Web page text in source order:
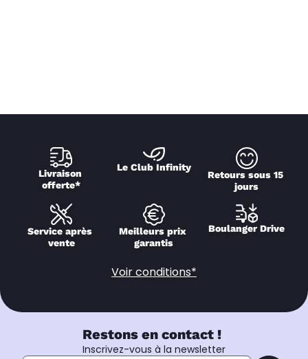
Livraison
offerte*
Le Club Infinity
Retours sous 15
jours
Service après
vente
Meilleurs prix
garantis
Boulanger Drive
Voir conditions*
Restons en contact !
Inscrivez-vous à la newsletter